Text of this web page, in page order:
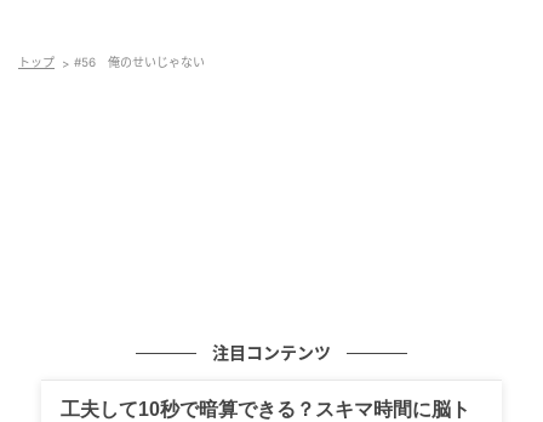
トップ #56 俺のせいじゃない
注目コンテンツ
工夫して10秒で暗算できる？スキマ時間に脳ト